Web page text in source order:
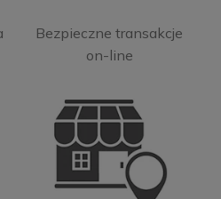
Bezpieczne transakcje
on-line